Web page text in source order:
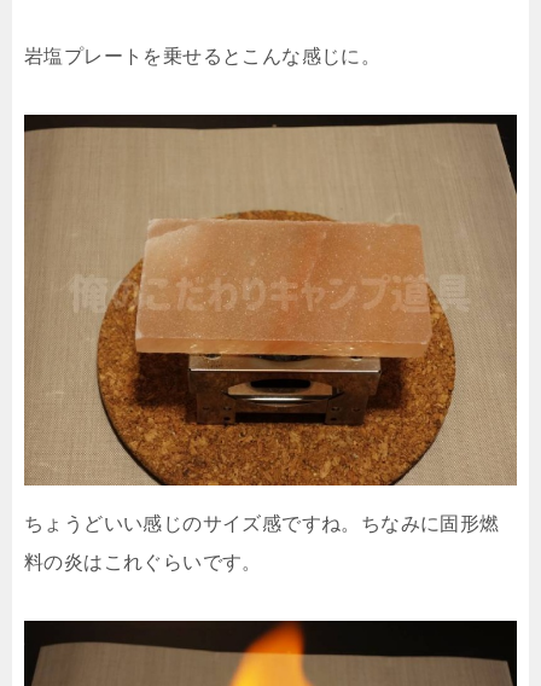
岩塩プレートを乗せるとこんな感じに。
ちょうどいい感じのサイズ感ですね。ちなみに固形燃
料の炎はこれぐらいです。